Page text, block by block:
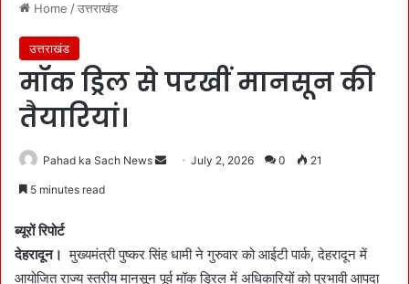
Home /उत्तराखंड
उत्तराखंड
मॉक ड्रिल से परखीं मानसून की
तैयारियां।
Pahad ka Sach News
a
n
July 2, 2026 0 21
5 minutes read
ब्यूरों रिपोर्ट
देहरादून। मुख्यमंत्री पुष्कर सिंह धामी ने गुरुवार को आईटी पार्क, देहरादून में
आयोजित राज्य स्तरीय मानसून पूर्व मॉक ड्रिल में अधिकारियों को प्रभावी आपदा